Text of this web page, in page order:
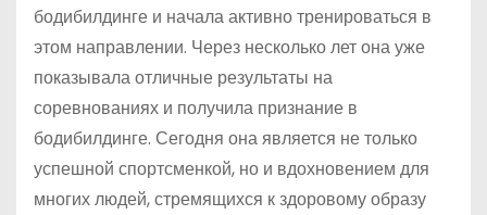
бодибилдинге и начала активно тренироваться в
этом направлении. Через несколько лет она уже
показывала отличные результаты на
соревнованиях и получила признание в
бодибилдинге. Сегодня она является не только
успешной спортсменкой, но и вдохновением для
многих людей, стремящихся к здоровому образу